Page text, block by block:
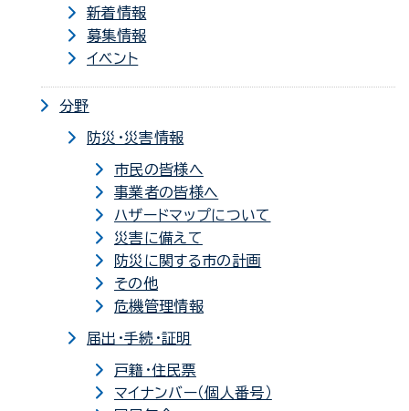
新着情報
募集情報
イベント
分野
防災・災害情報
市民の皆様へ
事業者の皆様へ
ハザードマップについて
災害に備えて
防災に関する市の計画
その他
危機管理情報
届出・手続・証明
戸籍・住民票
マイナンバー（個人番号）